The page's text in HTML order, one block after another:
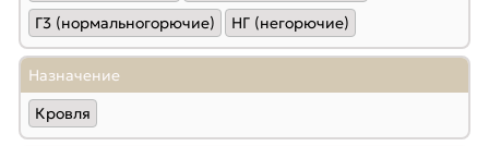
Г3 (нормальногорючие)
НГ (негорючие)
Назначение
Кровля